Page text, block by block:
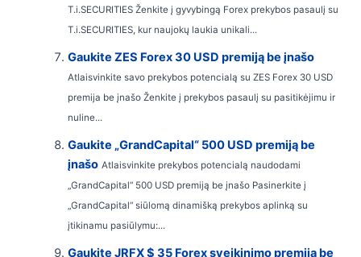
T.i.SECURITIES Ženkite į gyvybingą Forex prekybos pasaulį su
T.i.SECURITIES, kur naujokų laukia unikali...
Gaukite ZES Forex 30 USD premiją be įnašo
Atlaisvinkite savo prekybos potencialą su ZES Forex 30 USD
premija be įnašo Ženkite į prekybos pasaulį su pasitikėjimu ir
nuline...
Gaukite „GrandCapital“ 500 USD premiją be
įnašo Atlaisvinkite prekybos potencialą naudodami
„GrandCapital“ 500 USD premiją be įnašo Pasinerkite į
„GrandCapital“ siūlomą dinamišką prekybos aplinką su
įtikinamu pasiūlymu:...
Gaukite JRFX $ 35 Forex sveikinimo premiją be